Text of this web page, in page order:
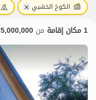
الكوخ الخشبي
1 مكان إقامة من 5,000,000